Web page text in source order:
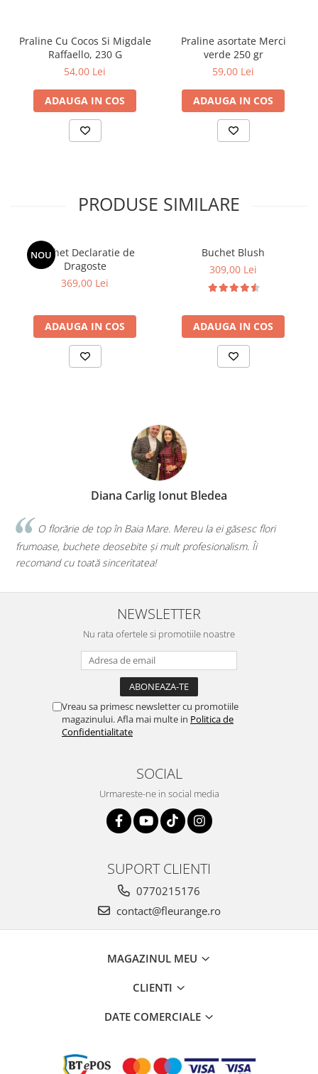
Praline Cu Cocos Si Migdale
Raffaello, 230 G
54,00 Lei
ADAUGA IN COS
Praline asortate Merci
verde 250 gr
59,00 Lei
ADAUGA IN COS
PRODUSE SIMILARE
NOU
Buchet Declaratie de
Dragoste
369,00 Lei
ADAUGA IN COS
Buchet Blush
309,00 Lei
ADAUGA IN COS
Carlig Ionut Bledea
în Baia Mare. Mereu la ei găsesc flori
deosebite și mult profesionalism. Îi
sinceritatea!
Faceți o treabă
iau de la voi, iar de
NEWSLETTER
Nu rata ofertele si promotiile noastre
Vreau sa primesc newsletter cu promotiile
magazinului. Afla mai multe in Politica de
Confidentialitate
SOCIAL
Urmareste-ne in social media
SUPORT CLIENTI
0770215176
contact@fleurange.ro
MAGAZINUL MEU
CLIENTI
DATE COMERCIALE